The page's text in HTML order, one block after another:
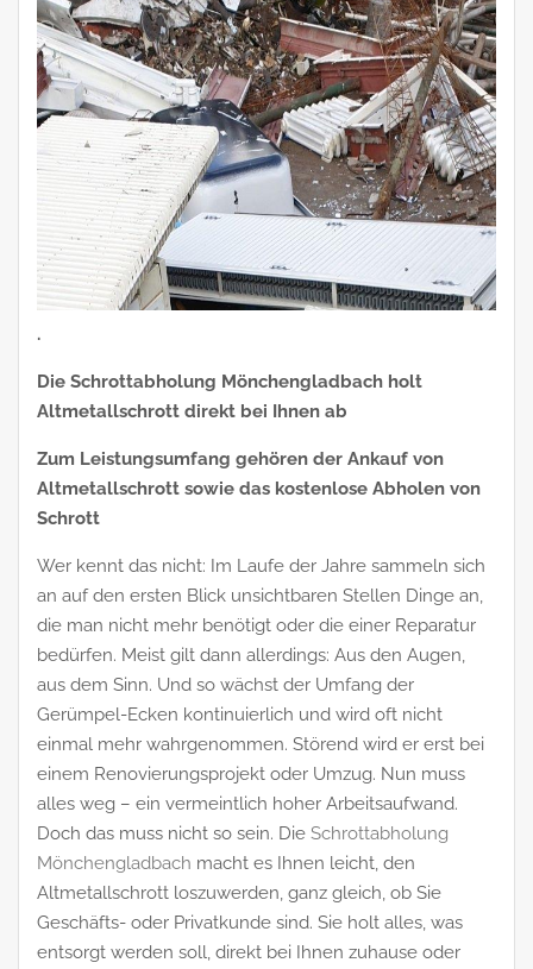
.
Die Schrottabholung Mönchengladbach holt
Altmetallschrott direkt bei Ihnen ab
Zum Leistungsumfang gehören der Ankauf von
Altmetallschrott sowie das kostenlose Abholen von
Schrott
Wer kennt das nicht: Im Laufe der Jahre sammeln sich
an auf den ersten Blick unsichtbaren Stellen Dinge an,
die man nicht mehr benötigt oder die einer Reparatur
bedürfen. Meist gilt dann allerdings: Aus den Augen,
aus dem Sinn. Und so wächst der Umfang der
Gerümpel-Ecken kontinuierlich und wird oft nicht
einmal mehr wahrgenommen. Störend wird er erst bei
einem Renovierungsprojekt oder Umzug. Nun muss
alles weg – ein vermeintlich hoher Arbeitsaufwand.
Doch das muss nicht so sein. Die Schrottabholung
Mönchengladbach macht es Ihnen leicht, den
Altmetallschrott loszuwerden, ganz gleich, ob Sie
Geschäfts- oder Privatkunde sind. Sie holt alles, was
entsorgt werden soll, direkt bei Ihnen zuhause oder